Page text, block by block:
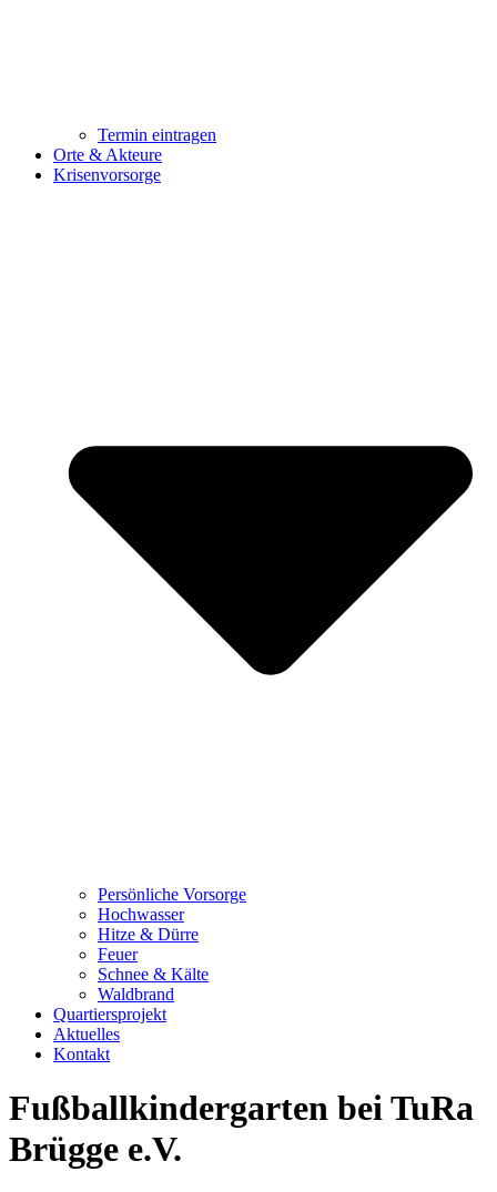
Termin eintragen
Orte & Akteure
Krisenvorsorge
Persönliche Vorsorge
Hochwasser
Hitze & Dürre
Feuer
Schnee & Kälte
Waldbrand
Quartiersprojekt
Aktuelles
Kontakt
Fußballkindergarten bei TuRa
Brügge e.V.